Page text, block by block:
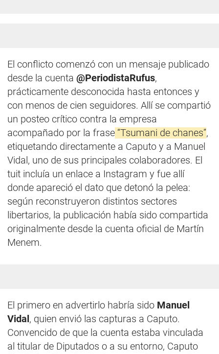
El conflicto comenzó con un mensaje publicado
desde la cuenta @PeriodistaRufus,
prácticamente desconocida hasta entonces y
con menos de cien seguidores. Allí se compartió
un posteo crítico contra la empresa
acompañado por la frase “Tsumani de chanes”,
etiquetando directamente a Caputo y a Manuel
Vidal, uno de sus principales colaboradores. El
tuit incluía un enlace a Instagram y fue allí
donde apareció el dato que detonó la pelea:
según reconstruyeron distintos sectores
libertarios, la publicación había sido compartida
originalmente desde la cuenta oficial de Martín
Menem.
El primero en advertirlo habría sido Manuel
Vidal , quien envió las capturas a Caputo.
Convencido de que la cuenta estaba vinculada
al titular de Diputados o a su entorno, Caputo